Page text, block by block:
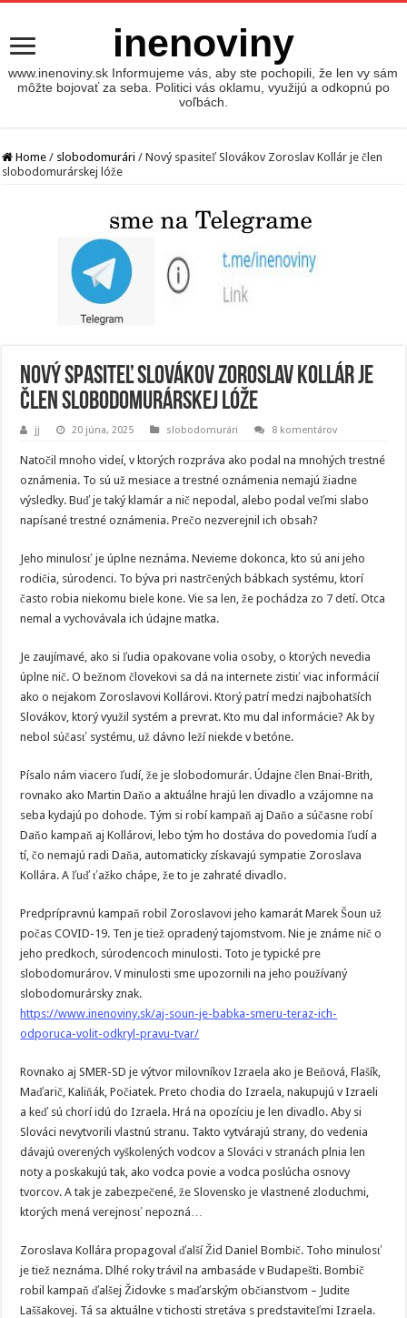
inenoviny
www.inenoviny.sk Informujeme vás, aby ste pochopili, že len vy sám
môžte bojovať za seba. Politici vás oklamu, využijú a odkopnú po
voľbách.
Home / slobodomurári / Nový spasiteľ Slovákov Zoroslav Kollár je člen
slobodomurárskej lóže
Nový spasiteľ Slovákov Zoroslav Kollár je
člen slobodomurárskej lóže
jj 20 júna, 2025 slobodomurári 8 komentárov
Natočil mnoho videí, v ktorých rozpráva ako podal na mnohých trestné
oznámenia. To sú už mesiace a trestné oznámenia nemajú žiadne
výsledky. Buď je taký klamár a nič nepodal, alebo podal veľmi slabo
napísané trestné oznámenia. Prečo nezverejnil ich obsah?
Jeho minulosť je úplne neznáma. Nevieme dokonca, kto sú ani jeho
rodičia, súrodenci. To býva pri nastrčených bábkach systému, ktorí
často robia niekomu biele kone. Vie sa len, že pochádza zo 7 detí. Otca
nemal a vychovávala ich údajne matka.
Je zaujímavé, ako si ľudia opakovane volia osoby, o ktorých nevedia
úplne nič. O bežnom človekovi sa dá na internete zistiť viac informácií
ako o nejakom Zoroslavovi Kollárovi. Ktorý patrí medzi najbohatších
Slovákov, ktorý využil systém a prevrat. Kto mu dal informácie? Ak by
nebol súčasť systému, už dávno leží niekde v betóne.
Písalo nám viacero ľudí, že je slobodomurár. Údajne člen Bnai-Brith,
rovnako ako Martin Daňo a aktuálne hrajú len divadlo a vzájomne na
seba kydajú po dohode. Tým si robí kampaň aj Daňo a súčasne robí
Daňo kampaň aj Kollárovi, lebo tým ho dostáva do povedomia ľudí a
tí, čo nemajú radi Daňa, automaticky získavajú sympatie Zoroslava
Kollára. A ľuď ťažko chápe, že to je zahraté divadlo.
Predprípravnú kampaň robil Zoroslavovi jeho kamarát Marek Šoun už
počas COVID-19. Ten je tiež opradený tajomstvom. Nie je známe nič o
jeho predkoch, súrodencoch minulosti. Toto je typické pre
slobodomurárov. V minulosti sme upozornili na jeho používaný
slobodomurársky znak.
https://www.inenoviny.sk/aj-soun-je-babka-smeru-teraz-ich-
odporuca-volit-odkryl-pravu-tvar/
Rovnako aj SMER-SD je výtvor milovníkov Izraela ako je Beňová, Flašík,
Maďarič, Kaliňák, Počiatek. Preto chodia do Izraela, nakupujú v Izraeli
a keď sú chorí idú do Izraela. Hrá na opozíciu je len divadlo. Aby si
Slováci nevytvorili vlastnú stranu. Takto vytvárajú strany, do vedenia
dávajú overených vyškolených vodcov a Slováci v stranách plnia len
noty a poskakujú tak, ako vodca povie a vodca poslúcha osnovy
tvorcov. A tak je zabezpečené, že Slovensko je vlastnené zloduchmi,
ktorých mená verejnosť nepozná…
Zoroslava Kollára propagoval ďalší Žid Daniel Bombič. Toho minulosť
je tiež neznáma. Dlhé roky trávil na ambasáde v Budapešti. Bombič
robil kampaň ďalšej Židovke s maďarským občianstvom – Judite
Laššakovej. Tá sa aktuálne v tichosti stretáva s predstaviteľmi Izraela.